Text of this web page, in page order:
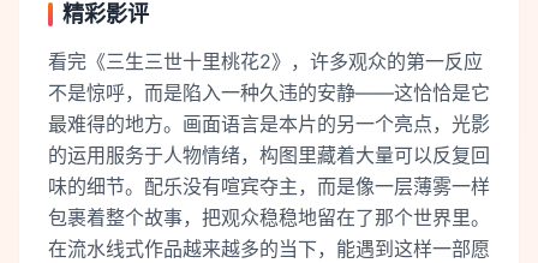
精彩影评
看完《三生三世十里桃花2》，许多观众的第一反应
不是惊呼，而是陷入一种久违的安静——这恰恰是它
最难得的地方。画面语言是本片的另一个亮点，光影
的运用服务于人物情绪，构图里藏着大量可以反复回
味的细节。配乐没有喧宾夺主，而是像一层薄雾一样
包裹着整个故事，把观众稳稳地留在了那个世界里。
在流水线式作品越来越多的当下，能遇到这样一部愿